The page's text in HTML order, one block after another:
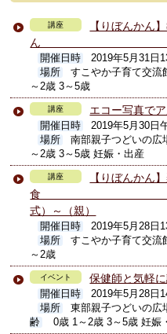
講座
【りぼんかん
ん ～乳幼児
開催日時
2019年5月31日
場所
すこやか子育て交流
～2歳 3～5歳
講座 エコー写真で
開催日時
2019年5月30日
場所
南部親子つどいの広
～2歳 3～5歳 妊娠・出産
講座
【りぼんかん
食 ～カミ
式）～（親）
開催日時
2019年5月28日
場所
すこやか子育て交流
～2歳
イベント 保健師と気軽
開催日時
2019年5月28日
場所
東部親子つどいの広
齢
0歳 1～2歳 3～5歳 妊娠